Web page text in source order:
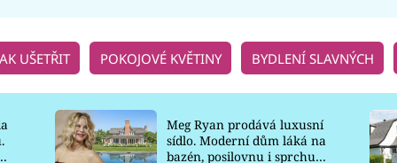
UŠETŘIT POKOJOVÉ KVĚTINY BYDLENÍ SLAVNÝCH
Meg Ryan prodává luxusní
sídlo. Moderní dům láká na
bazén, posilovnu i sprchu